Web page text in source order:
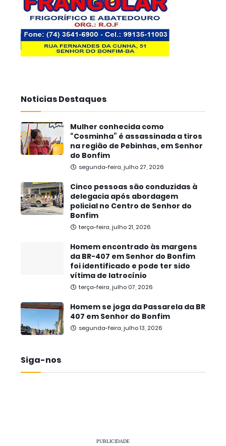
Noticias Destaques
Mulher conhecida como
“Cosminha” é assassinada a tiros
na região de Pebinhas, em Senhor
do Bonfim
segunda-feira, julho 27, 2026
Cinco pessoas são conduzidas à
delegacia após abordagem
policial no Centro de Senhor do
Bonfim
terça-feira, julho 21, 2026
Homem encontrado às margens
da BR-407 em Senhor do Bonfim
foi identificado e pode ter sido
vítima de latrocínio
terça-feira, julho 07, 2026
Homem se joga da Passarela da BR
407 em Senhor do Bonfim
segunda-feira, julho 13, 2026
Siga-nos
PUBLICIDADE